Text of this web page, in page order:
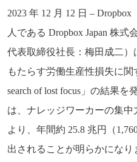
2023 年 12 月 12 日 –
人である Dropbox Japan 株式
代表取締役社長：梅田成二
もたらす労働生産性損失に
search of lost focus」の結果
は、ナレッジワーカーの集
より、年間約 25.8 兆円（
出されることが明らかになり